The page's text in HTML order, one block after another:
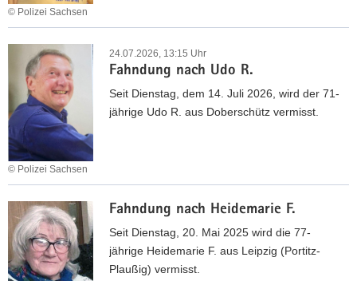
g
e
n
g
e
g
e
n
M
i
g
i
e
g
n
a
c
h
L
e
o
n
W
© Polizei Sachsen
h
n
d
u
n
g
n
a
c
h
S
t
24.07.2026, 13:15 Uhr
Fahndung nach Udo R.
© Polizei Sachsen
Seit Dienstag, dem 14. Juli 2026, wird der 71-
jährige Udo R. aus Doberschütz vermisst.
a
h
n
d
Fahndung nach Heidemarie F.
Seit Dienstag, 20. Mai 2025 wird die 77-
jährige Heidemarie F. aus Leipzig (Portitz-
Plaußig) vermisst.